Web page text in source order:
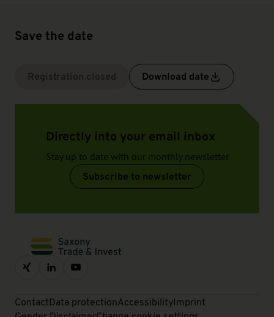
Save the date
Download date
Directly into your email inbox
Stay up to date with our monthly newsletter
Subscribe to newsletter
ContactData protectionAccessibilityImprint